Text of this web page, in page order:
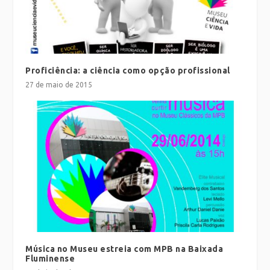
Proficiência: a ciência como opção profissional
27 de maio de 2015
Música no Museu estreia com MPB na Baixada
Fluminense